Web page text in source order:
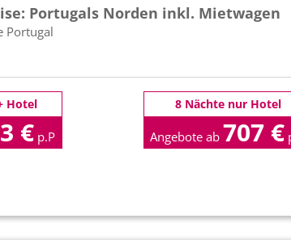
Portugals Norden inkl. Mietwagen
Portugal
Hotel
€ p.P
8 Nächte nur Hotel
Angebote ab 707 €